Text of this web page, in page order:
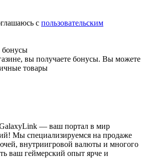
с пользовательским
бонусы
вы получаете бонусы. Вы можете
товары
— ваш портал в мир
Мы специализируемся на продаже
внутриигровой валюты и многого
ваш геймерский опыт ярче и